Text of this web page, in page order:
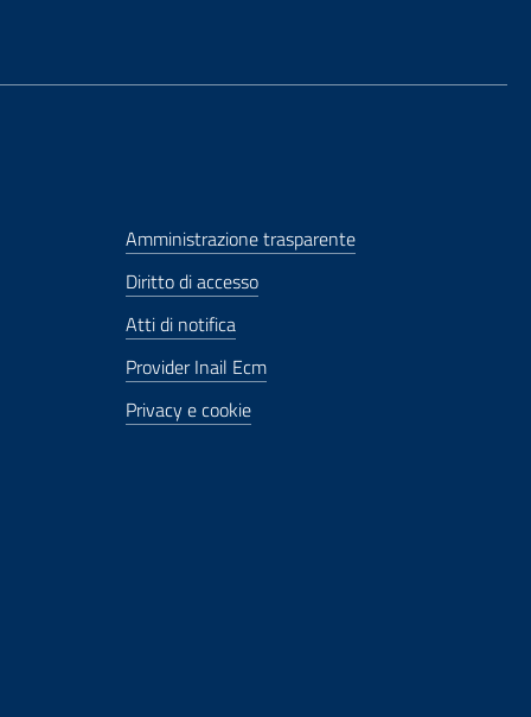
Amministrazione trasparente
Diritto di accesso
Atti di notifica
Provider Inail Ecm
Privacy e cookie